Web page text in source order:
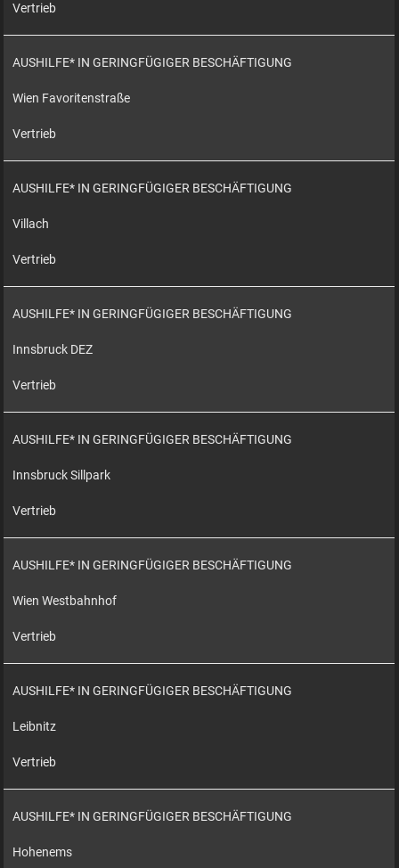
Vertrieb
AUSHILFE* IN GERINGFÜGIGER BESCHÄFTIGUNG
Wien Favoritenstraße
Vertrieb
AUSHILFE* IN GERINGFÜGIGER BESCHÄFTIGUNG
Villach
Vertrieb
AUSHILFE* IN GERINGFÜGIGER BESCHÄFTIGUNG
Innsbruck DEZ
Vertrieb
AUSHILFE* IN GERINGFÜGIGER BESCHÄFTIGUNG
Innsbruck Sillpark
Vertrieb
AUSHILFE* IN GERINGFÜGIGER BESCHÄFTIGUNG
Wien Westbahnhof
Vertrieb
AUSHILFE* IN GERINGFÜGIGER BESCHÄFTIGUNG
Leibnitz
Vertrieb
AUSHILFE* IN GERINGFÜGIGER BESCHÄFTIGUNG
Hohenems